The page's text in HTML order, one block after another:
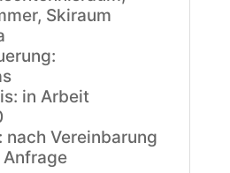
Skiraum
in Arbeit
Vereinbarung